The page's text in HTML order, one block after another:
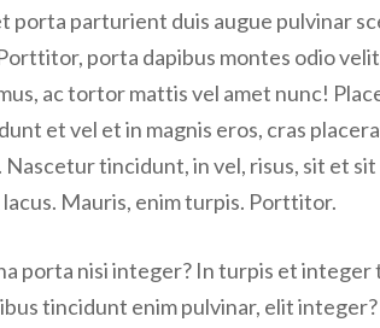
porta parturient duis augue pulvinar
porta dapibus montes odio
ac tortor mattis vel amet nunc!
et vel et in magnis eros, cras
tincidunt, in vel, risus, sit et
Mauris, enim turpis. Porttitor.
porta nisi integer? In turpis et
tincidunt enim pulvinar, elit